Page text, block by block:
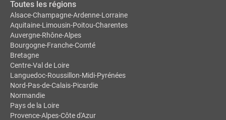
Toutes les régions
Alsace-Champagne-Ardenne-Lorraine
Aquitaine-Limousin-Poitou-Charentes
Auvergne-Rhône-Alpes
Bourgogne-Franche-Comté
Bretagne
Centre-Val de Loire
Languedoc-Roussillon-Midi-Pyrénées
Nord-Pas-de-Calais-Picardie
Normandie
Pays de la Loire
Provence-Alpes-Côte d'Azur